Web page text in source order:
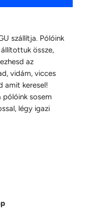
szállítja. Pólóink
össze,
az
vidám, vicces
amit keresel!
pólóink sosem
légy igazi